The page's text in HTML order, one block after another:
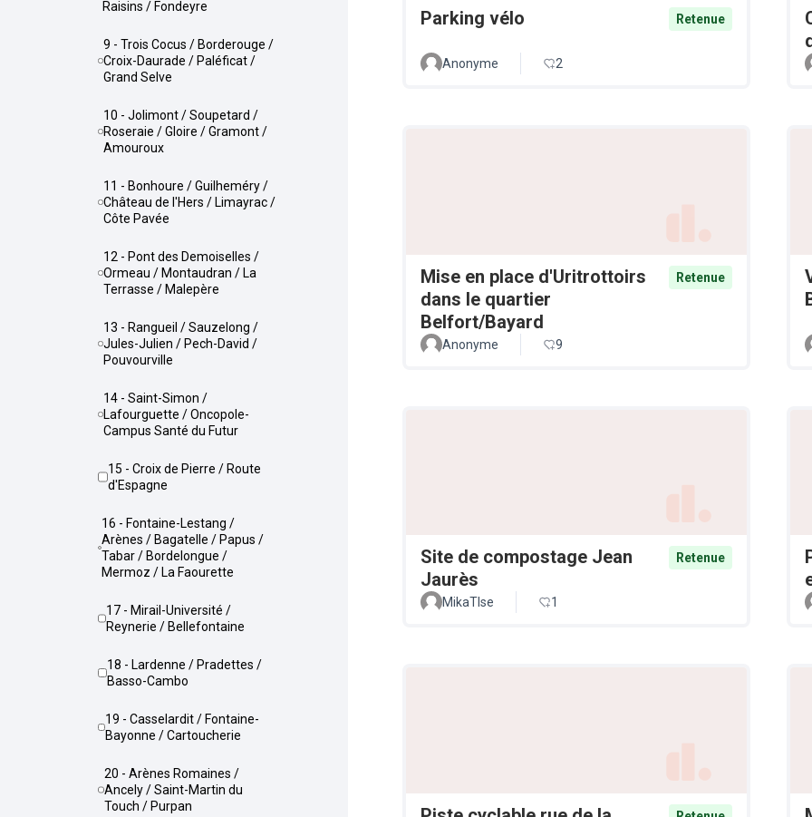
Raisins / Fondeyre
9 - Trois Cocus / Borderouge /
Croix-Daurade / Paléficat /
Grand Selve
10 - Jolimont / Soupetard /
Roseraie / Gloire / Gramont /
Amouroux
11 - Bonhoure / Guilheméry /
Château de l'Hers / Limayrac /
Côte Pavée
12 - Pont des Demoiselles /
Ormeau / Montaudran / La
Terrasse / Malepère
13 - Rangueil / Sauzelong /
Jules-Julien / Pech-David /
Pouvourville
14 - Saint-Simon /
Lafourguette / Oncopole-
Campus Santé du Futur
15 - Croix de Pierre / Route
d'Espagne
16 - Fontaine-Lestang /
Arènes / Bagatelle / Papus /
Tabar / Bordelongue /
Mermoz / La Faourette
17 - Mirail-Université /
Reynerie / Bellefontaine
18 - Lardenne / Pradettes /
Basso-Cambo
19 - Casselardit / Fontaine-
Bayonne / Cartoucherie
20 - Arènes Romaines /
Ancely / Saint-Martin du
Touch / Purpan
Parking vélo Retenue
Anonyme 2
Mise en place d'Uritrottoirs
dans le quartier
Belfort/Bayard
Retenue
Anonyme 9
Site de compostage Jean
Jaurès
Retenue
MikaTlse 1